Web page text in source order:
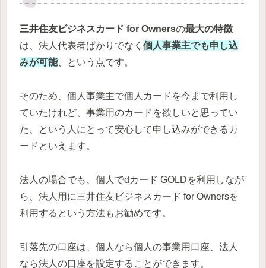
三井住友ビジネスカード for Ownersの最大の特徴
は、法人代表者ばかりでなく 個人事業主でも申し込
みが可能、という点です。
そのため、個人事業主で個人カードを今まで利用し
ていたけれど、 事業用のカードを欲しいと思ってい
た
、という人にとって安心して申し込みができるカ
ードといえます。
法人の場合でも、個人でdカード GOLDを利用しなが
ら、法人用に三井住友ビジネスカード for Ownersを
利用するという方法もお勧めです。
引落先の口座は、個人なら個人の事業用口座、法人
なら法人の口座を設定することができます。